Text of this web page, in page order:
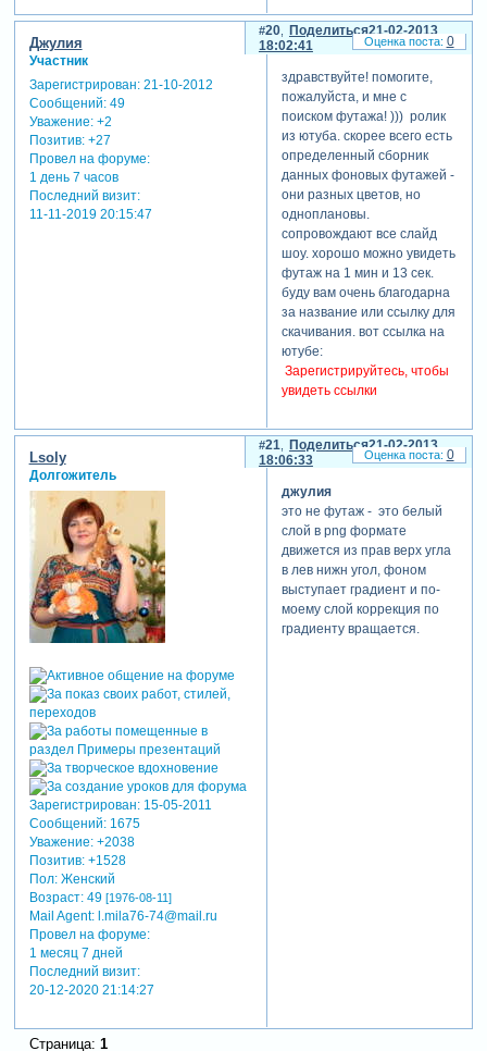
Поделиться
20
21-02-2013
18:02:41
Джулия
Участник
Зарегистрирован: 21-10-2012
Сообщений:49
Уважение: +2
Позитив: +27
Провел на форуме:
1 день 7 часов
Последний визит:
11-11-2019 20:15:47
здравствуйте! помогите,
пожалуйста, и мне с
поиском футажа! ))) ролик
из ютуба. скорее всего есть
определенный сборник
данных фоновых футажей -
они разных цветов, но
одноплановы.
сопровождают все слайд
шоу. хорошо можно увидеть
футаж на 1 мин и 13 сек.
буду вам очень благодарна
за название или ссылку для
скачивания. вот ссылка на
ютубе:
Зарегистрируйтесь, чтобы
увидеть ссылки
0
Поделиться
21
21-02-2013
18:06:33
Lsoly
Долгожитель
Зарегистрирован: 15-05-2011
Сообщений:1675
Уважение: +2038
Позитив: +1528
Пол:Женский
Возраст:49 [1976-08-11]
Mail Agent:l.mila76-74@mail.ru
Провел на форуме:
1 месяц 7 дней
Последний визит:
20-12-2020 21:14:27
джулия
это не футаж - это белый
слой в png формате
движется из прав верх угла
в лев нижн угол, фоном
выступает градиент и по-
моему слой коррекция по
градиенту вращается.
0
Страница: 1